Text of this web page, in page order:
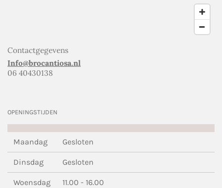
Contactgegevens
Info@brocantiosa.nl
06 40430138
OPENINGSTIJDEN
Maandag Gesloten
Dinsdag Gesloten
Woensdag 11.00 - 16.00